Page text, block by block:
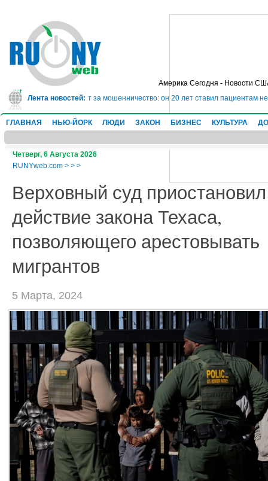
Америка Сегодня - Новости
Лента новостей:
в тюрьму на 10 лет за мошенничество: он 20 лет ставил пациентам
ГЛАВНАЯ НЬЮ-ЙОРК ЛЮДИ ЗАКОН БИЗНЕС КУЛЬТУРА
Четверг, 6 Августа 2026
RUNYweb.com > > >
Верховный суд приостановил
действие закона Техаса,
позволяющего арестовывать
мигрантов
5 Марта, 2024